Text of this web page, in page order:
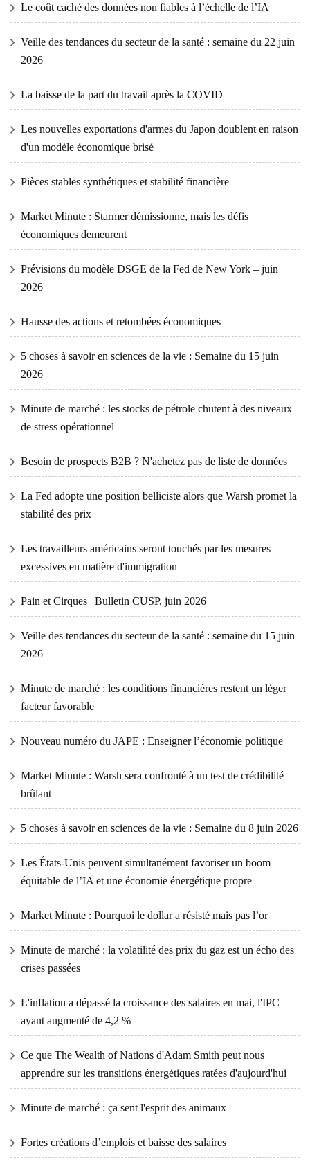
Le coût caché des données non fiables à l’échelle de l’IA
Veille des tendances du secteur de la santé : semaine du 22 juin
2026
La baisse de la part du travail après la COVID
Les nouvelles exportations d'armes du Japon doublent en raison
d'un modèle économique brisé
Pièces stables synthétiques et stabilité financière
Market Minute : Starmer démissionne, mais les défis
économiques demeurent
Prévisions du modèle DSGE de la Fed de New York – juin
2026
Hausse des actions et retombées économiques
5 choses à savoir en sciences de la vie : Semaine du 15 juin
2026
Minute de marché : les stocks de pétrole chutent à des niveaux
de stress opérationnel
Besoin de prospects B2B ? N'achetez pas de liste de données
La Fed adopte une position belliciste alors que Warsh promet la
stabilité des prix
Les travailleurs américains seront touchés par les mesures
excessives en matière d'immigration
Pain et Cirques | Bulletin CUSP, juin 2026
Veille des tendances du secteur de la santé : semaine du 15 juin
2026
Minute de marché : les conditions financières restent un léger
facteur favorable
Nouveau numéro du JAPE : Enseigner l’économie politique
Market Minute : Warsh sera confronté à un test de crédibilité
brûlant
5 choses à savoir en sciences de la vie : Semaine du 8 juin 2026
Les États-Unis peuvent simultanément favoriser un boom
équitable de l’IA et une économie énergétique propre
Market Minute : Pourquoi le dollar a résisté mais pas l’or
Minute de marché : la volatilité des prix du gaz est un écho des
crises passées
L'inflation a dépassé la croissance des salaires en mai, l'IPC
ayant augmenté de 4,2 %
Ce que The Wealth of Nations d'Adam Smith peut nous
apprendre sur les transitions énergétiques ratées d'aujourd'hui
Minute de marché : ça sent l'esprit des animaux
Fortes créations d’emplois et baisse des salaires